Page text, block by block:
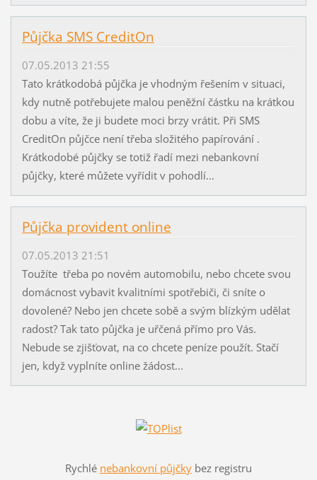
Půjčka SMS CreditOn
07.05.2013 21:55
Tato krátkodobá půjčka je vhodným řešením v situaci,
kdy nutně potřebujete malou peněžní částku na krátkou
dobu a víte, že ji budete moci brzy vrátit. Při SMS
CreditOn půjčce není třeba složitého papírování .
Krátkodobé půjčky se totiž řadí mezi nebankovní
půjčky, které můžete vyřídit v pohodlí...
Půjčka provident online
07.05.2013 21:51
Toužíte třeba po novém automobilu, nebo chcete svou
domácnost vybavit kvalitními spotřebiči, či sníte o
dovolené? Nebo jen chcete sobě a svým blízkým udělat
radost? Tak tato půjčka je uřčená přímo pro Vás.
Nebude se zjišťovat, na co chcete peníze použít. Stačí
jen, když vyplníte online žádost...
Rychlé nebankovní půjčky bez registru